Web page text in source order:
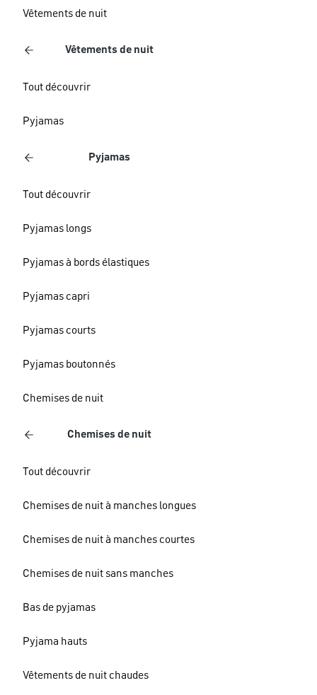
Vêtements de nuit
Vêtements de nuit
Tout découvrir
Pyjamas
Pyjamas
Tout découvrir
Pyjamas longs
Pyjamas à bords élastiques
Pyjamas capri
Pyjamas courts
Pyjamas boutonnés
Chemises de nuit
Chemises de nuit
Tout découvrir
Chemises de nuit à manches longues
Chemises de nuit à manches courtes
Chemises de nuit sans manches
Bas de pyjamas
Pyjama hauts
Vêtements de nuit chaudes